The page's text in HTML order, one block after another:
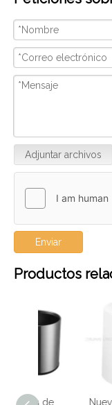
Adjuntar archivos
Enviar
Productos
de
Nuevo Gran